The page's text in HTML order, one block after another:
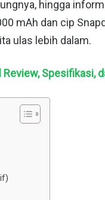
hingga
mAh dan cip
ulas lebih dalam.
Review, Spesifikasi,